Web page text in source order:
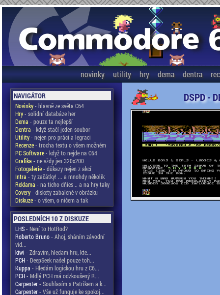
novinky utility hry dema dentra
NAVIGÁTOR
Novinky- hlavně ze světa C64
Hry- solidní databáze her
Dema - pouze ta nejlepší
Dentra - když stačí jeden soubor
Utility- nejen pro práci a legraci
Recenze- trocha textu o všem možném
PC Software- když to nejde na C64
Grafika - ne vždy jen 320x200
Fotogalerie- důkazy nejen z akcí
Intra - ty začátky! ... a mnohdy několik
Reklama - na ticho dňies .. a na hry taky
Covery- diskety zabalené v obrázku
Diskuze- o všem, o ničem a tak
POSLEDNÍCH 10 Z DISKUZE
LHS- Není to HotRod?
Roberto Bruno- Ahoj, sháním závodní
vid...
kiwi - Zdravim, hledam hru, kte...
PCH- DeepSeek našel pouze toh...
Kuppa - Hledám logickou hru z C6...
PCH- Mdlý PCH má odzkoušený R...
Carpenter- Souhlasím s Patrikem a k...
Carpenter- Vše už funguje ke spokoj...
DSPD -